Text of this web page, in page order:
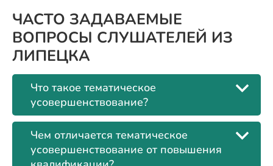
ЧАСТО ЗАДАВАЕМЫЕ
ВОПРОСЫ СЛУШАТЕЛЕЙ ИЗ
ЛИПЕЦКА
Что такое тематическое
усовершенствование?
Чем отличается тематическое
усовершенствование от повышения